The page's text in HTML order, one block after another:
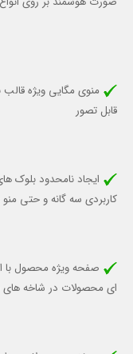
منوی مگایی ویژه قالب
قابل تصور
ایجاد نامحدود بلوک
کاربردی سه گانه و حتی
صفحه ویژه محصول با
ای محصولات در شاخه های